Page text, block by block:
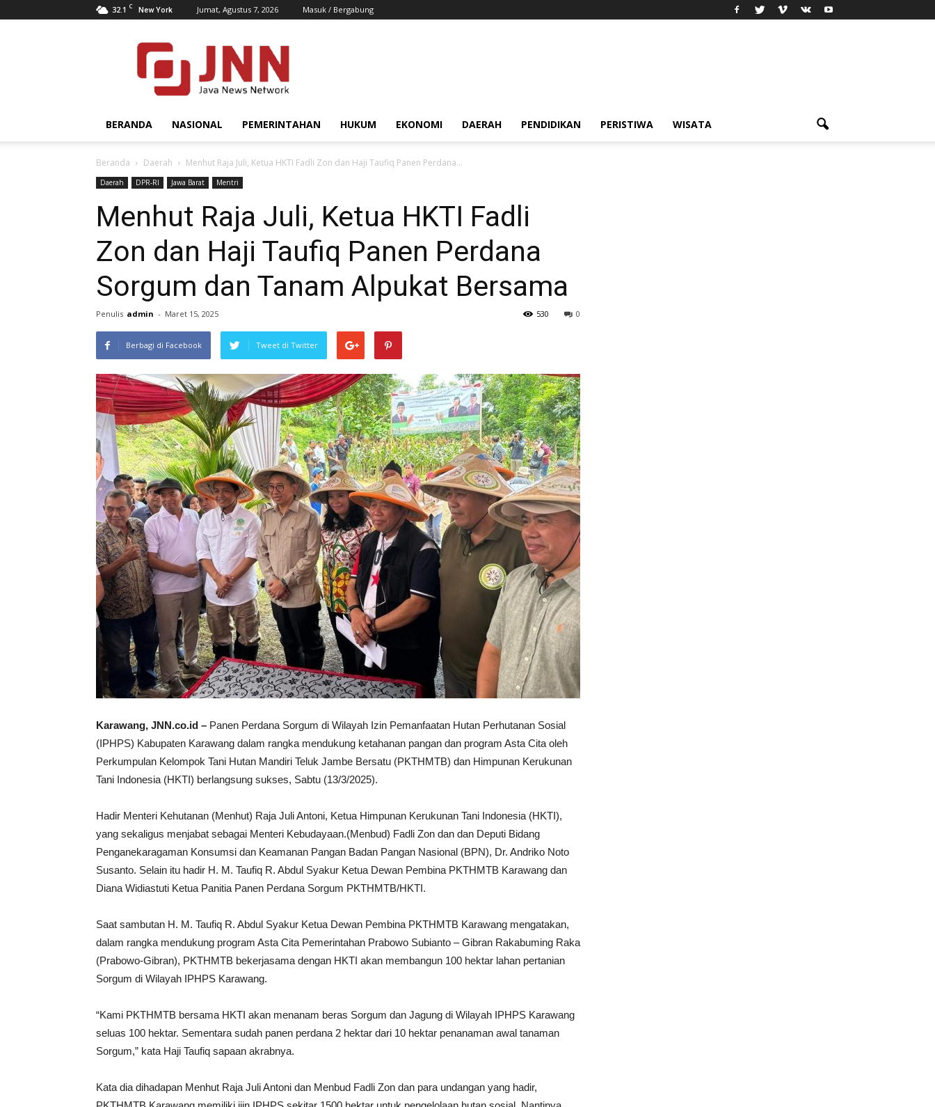
32.1 C New York Jumat, Agustus 7, 2026 Masuk / Bergabung
JNN.co.id
BERANDA NASIONAL PEMERINTAHAN HUKUM EKONOMI DAERAH PENDIDIKAN PERISTIWA WISATA
Beranda Daerah Menhut Raja Juli, Ketua HKTI Fadli Zon dan Haji Taufiq Panen Perdana...
Daerah DPR-RI Jawa Barat Mentri
Menhut Raja Juli, Ketua HKTI Fadli
Zon dan Haji Taufiq Panen Perdana
Sorgum dan Tanam Alpukat Bersama
Penulis admin - Maret 15, 2025 0
530
Berbagi di Facebook Tweet di Twitter
Karawang, JNN.co.id – Panen Perdana Sorgum di Wilayah Izin Pemanfaatan Hutan Perhutanan Sosial
(IPHPS) Kabupaten Karawang dalam rangka mendukung ketahanan pangan dan program Asta Cita oleh
Perkumpulan Kelompok Tani Hutan Mandiri Teluk Jambe Bersatu (PKTHMTB) dan Himpunan Kerukunan
Tani Indonesia (HKTI) berlangsung sukses, Sabtu (13/3/2025).
Hadir Menteri Kehutanan (Menhut) Raja Juli Antoni, Ketua Himpunan Kerukunan Tani Indonesia (HKTI),
yang sekaligus menjabat sebagai Menteri Kebudayaan.(Menbud) Fadli Zon dan dan Deputi Bidang
Penganekaragaman Konsumsi dan Keamanan Pangan Badan Pangan Nasional (BPN), Dr. Andriko Noto
Susanto. Selain itu hadir H. M. Taufiq R. Abdul Syakur Ketua Dewan Pembina PKTHMTB Karawang dan
Diana Widiastuti Ketua Panitia Panen Perdana Sorgum PKTHMTB/HKTI.
Saat sambutan H. M. Taufiq R. Abdul Syakur Ketua Dewan Pembina PKTHMTB Karawang mengatakan,
dalam rangka mendukung program Asta Cita Pemerintahan Prabowo Subianto – Gibran Rakabuming Raka
(Prabowo-Gibran), PKTHMTB bekerjasama dengan HKTI akan membangun 100 hektar lahan pertanian
Sorgum di Wilayah IPHPS Karawang.
“Kami PKTHMTB bersama HKTI akan menanam beras Sorgum dan Jagung di Wilayah IPHPS Karawang
seluas 100 hektar. Sementara sudah panen perdana 2 hektar dari 10 hektar penanaman awal tanaman
Sorgum,” kata Haji Taufiq sapaan akrabnya.
Kata dia dihadapan Menhut Raja Juli Antoni dan Menbud Fadli Zon dan para undangan yang hadir,